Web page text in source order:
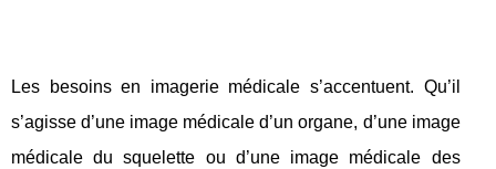
Les besoins en imagerie médicale s’accentuent. Qu’il
s’agisse d’une image médicale d’un organe, d’une image
médicale du squelette ou d’une image médicale des